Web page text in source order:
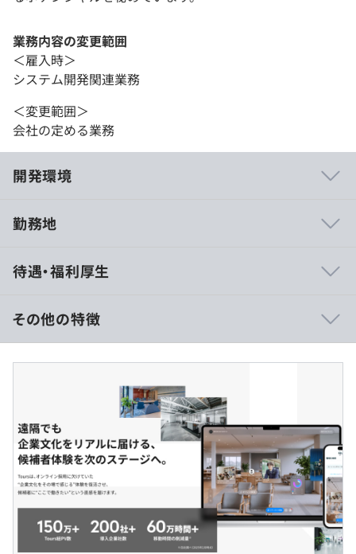
業務内容の変更範囲
＜雇入時＞
システム開発関連業務
＜変更範囲＞
会社の定める業務
開発環境
なります。
域に幅広く関わる（コードを書くだけでなく、システム設
計や意思決定にも関与）
- 技術選定・アーキテクチャ設計に関与できる（単なる実
装要員ではなく、"どう作るか" まで決める）
- 迅速な意思決定を求められる（変更容易性を確保しなが
ら、スピーディに試す文化）
- 会社やプロダクトの未来に影響を与える責任を持つ（黎
明期だからこそ、"今の開発が未来を決める"）
■このチームに入ると、こんな課題に一緒に取り組むこと
- 開発体制が限界に近づいている
- ドキュメントが不足しており、ナレッジの共有が難しい
勤務地
待遇・福利厚生
月額想定給与 600,000〜1,083,333円
月額給与に固定残業代含む
1ヶ月あたり28万1250円 〜 50万7812円（固定残業時間：
1ヶ月あたり60時間）
固定残業時間を超えた勤務時間については別途残業代を支
給する
想定年収 は年収提示額を保証するものではありません）
その他の特徴